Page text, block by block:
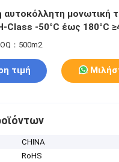
μονωτική
Class -50°C έως 180°C
：500m2
τιμή
CHINA
RoHS